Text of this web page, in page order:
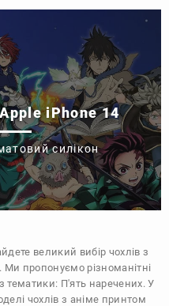
iPhone 14
силікон
великий вибір чохлів з
пропонуємо різноманітні
тематики: П'ять наречених. У
чохлів з аніме принтом